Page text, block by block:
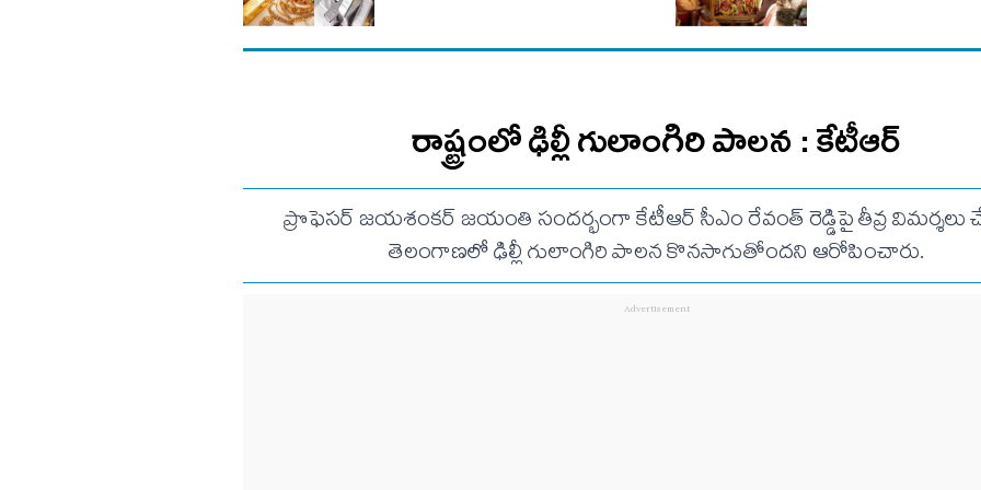
రాష్ట్రంలో ఢిల్లీ గులాంగిరి పాలన : కేటీఆర్
ప్రొఫెసర్ జయశంకర్ జయంతి సందర్భంగా కేటీఆర్ సీఎం రేవంత్ రెడ్డిపై తీవ్ర విమర్శలు
తెలంగాణలో ఢిల్లీ గులాంగిరి పాలన కొనసాగుతోందని ఆరోపించారు.